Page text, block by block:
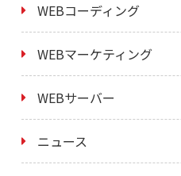
WEBコーディング
WEBマーケティング
WEBサーバー
ニュース